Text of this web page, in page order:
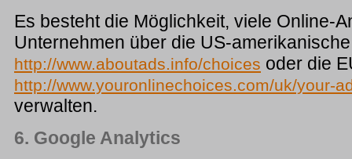
Es besteht die Möglichkeit, viele Online-
Unternehmen über die US-
http://www.aboutads.info/choices oder die
http://www.youronlinechoices.com/uk/your-
verwalten.
6. Google Analytics